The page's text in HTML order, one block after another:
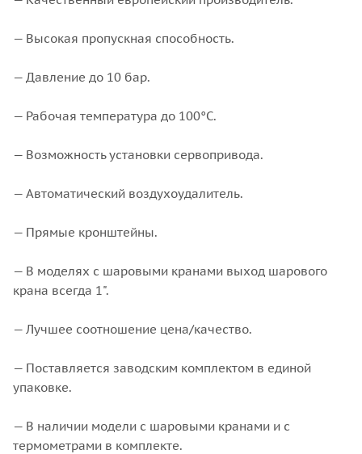
— Высокая пропускная способность.
— Давление до 10 бар.
— Рабочая температура до 100°С.
— Возможность установки сервопривода.
— Автоматический воздухоудалитель.
— Прямые кронштейны.
— В моделях с шаровыми кранами выход шарового
крана всегда 1".
— Лучшее соотношение цена/качество.
— Поставляется заводским комплектом в единой
упаковке.
— В наличии модели с шаровыми кранами и с
термометрами в комплекте.